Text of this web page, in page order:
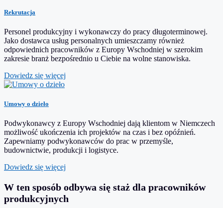
Rekrutacja
Personel produkcyjny i wykonawczy do pracy długoterminowej.
Jako dostawca usług personalnych umieszczamy również
odpowiednich pracowników z Europy Wschodniej w szerokim
zakresie branż bezpośrednio u Ciebie na wolne stanowiska.
Dowiedz się więcej
Umowy o dzieło
Podwykonawcy z Europy Wschodniej dają klientom w Niemczech
możliwość ukończenia ich projektów na czas i bez opóźnień.
Zapewniamy podwykonawców do prac w przemyśle,
budownictwie, produkcji i logistyce.
Dowiedz się więcej
W ten sposób odbywa się staż dla pracowników
produkcyjnych